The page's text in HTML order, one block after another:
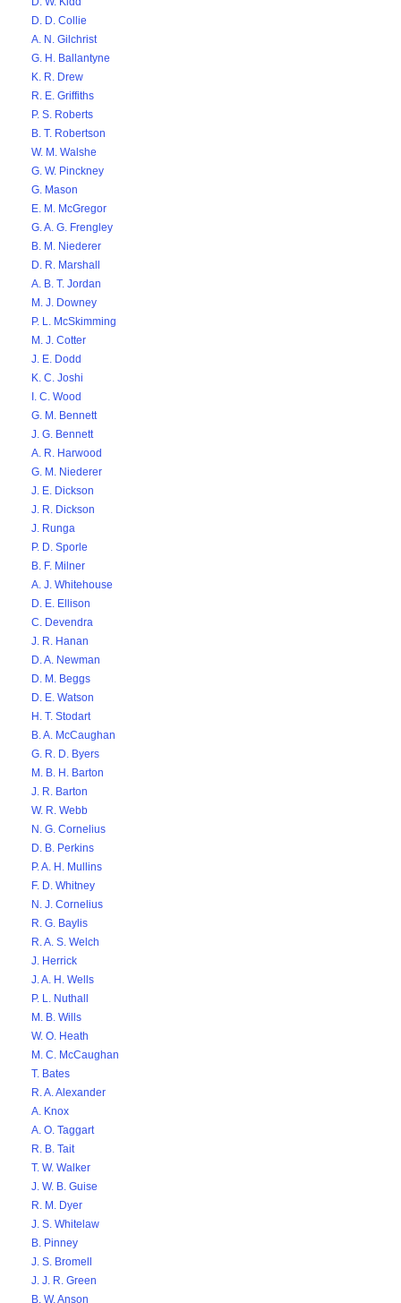
D. D. Collie
A. N. Gilchrist
G. H. Ballantyne
K. R. Drew
R. E. Griffiths
P. S. Roberts
B. T. Robertson
W. M. Walshe
G. W. Pinckney
G. Mason
E. M. McGregor
G. A. G. Frengley
B. M. Niederer
D. R. Marshall
A. B. T. Jordan
M. J. Downey
P. L. McSkimming
M. J. Cotter
J. E. Dodd
K. C. Joshi
I. C. Wood
G. M. Bennett
J. G. Bennett
A. R. Harwood
G. M. Niederer
J. E. Dickson
J. R. Dickson
J. Runga
P. D. Sporle
B. F. Milner
A. J. Whitehouse
D. E. Ellison
C. Devendra
J. R. Hanan
D. A. Newman
D. M. Beggs
D. E. Watson
H. T. Stodart
B. A. McCaughan
G. R. D. Byers
M. B. H. Barton
J. R. Barton
W. R. Webb
N. G. Cornelius
D. B. Perkins
P. A. H. Mullins
F. D. Whitney
N. J. Cornelius
R. G. Baylis
R. A. S. Welch
J. Herrick
J. A. H. Wells
P. L. Nuthall
M. B. Wills
W. O. Heath
M. C. McCaughan
T. Bates
R. A. Alexander
A. Knox
A. O. Taggart
R. B. Tait
T. W. Walker
J. W. B. Guise
R. M. Dyer
J. S. Whitelaw
B. Pinney
J. S. Bromell
J. J. R. Green
B. W. Anson